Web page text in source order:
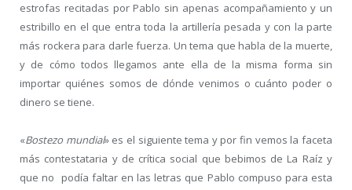
estrofas recitadas por Pablo sin apenas acompañamiento y un
estribillo en el que entra toda la artillería pesada y con la parte
más rockera para darle fuerza. Un tema que habla de la muerte,
y de cómo todos llegamos ante ella de la misma forma sin
importar quiénes somos de dónde venimos o cuánto poder o
dinero se tiene.
«Bostezo mundial» es el siguiente tema y por fin vemos la faceta
más contestataria y de crítica social que bebimos de La Raíz y
que no podía faltar en las letras que Pablo compuso para esta